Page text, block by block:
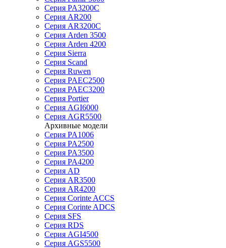
Серия PA3200C
Серия AR200
Серия AR3200C
Серия Arden 3500
Серия Arden 4200
Серия Sierra
Серия Scand
Серия Ruwen
Серия PAEC2500
Серия PAEC3200
Серия Portier
Серия AGI6000
Серия AGR5500
Архивные модели
Серия PA1006
Серия PA2500
Серия PA3500
Серия PA4200
Серия AD
Серия AR3500
Серия AR4200
Серия Corinte ACCS
Серия Corinte ADCS
Серия SFS
Серия RDS
Серия AGI4500
Серия AGS5500